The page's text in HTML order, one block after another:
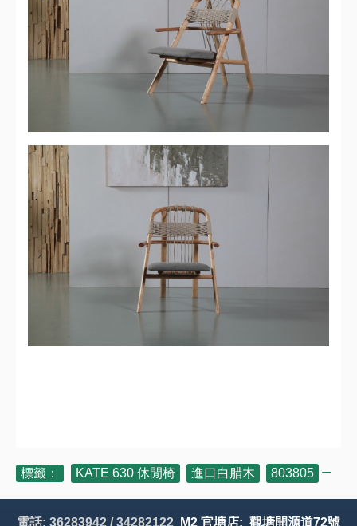
標籤： KATE 630 休閒椅 進口白腊木 803805
電話: 36283942 / 34282122 M2 官塘店: 觀塘開源道72號